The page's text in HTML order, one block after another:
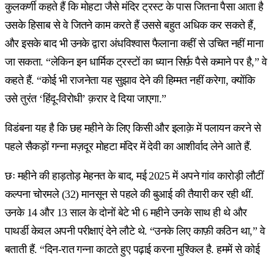
कुलकर्णी कहते हैं कि मोहटा जैसे मंदिर ट्रस्ट के पास जितना पैसा आता है
उसके हिसाब से वे जितने काम करते हैं उससे बहुत अधिक कर सकते हैं,
और इसके बाद भी उनके द्वारा अंधविश्वास फैलाना कहीं से उचित नहीं माना
जा सकता. “लेकिन इन धार्मिक ट्रस्टों का ध्यान सिर्फ़ पैसे कमाने पर है,” वे
कहते हैं. “कोई भी राजनेता यह सुझाव देने की हिम्मत नहीं करेगा, क्योंकि
उसे तुरंत ‘हिंदू-विरोधी’ क़रार दे दिया जाएगा.”
विडंबना यह है कि छह महीने के लिए किसी और इलाक़े में पलायन करने से
पहले सैकड़ों गन्ना मज़दूर मोहटा मंदिर में देवी का आशीर्वाद लेने आते हैं.
छः महीने की हाड़तोड़ मेहनत के बाद, मई 2025 में अपने गांव कारोड़ी लौटीं
कल्पना चोरमले (32) मानसून से पहले की बुआई की तैयारी कर रही थीं.
उनके 14 और 13 साल के दोनों बेटे भी 6 महीने उनके साथ ही थे और
पाथर्डी केवल अपनी परीक्षाएं देने लौटे थे. “उनके लिए काफ़ी कठिन था,” वे
बताती हैं. “दिन-रात गन्ना काटते हुए पढ़ाई करना मुश्किल है. हममें से कोई